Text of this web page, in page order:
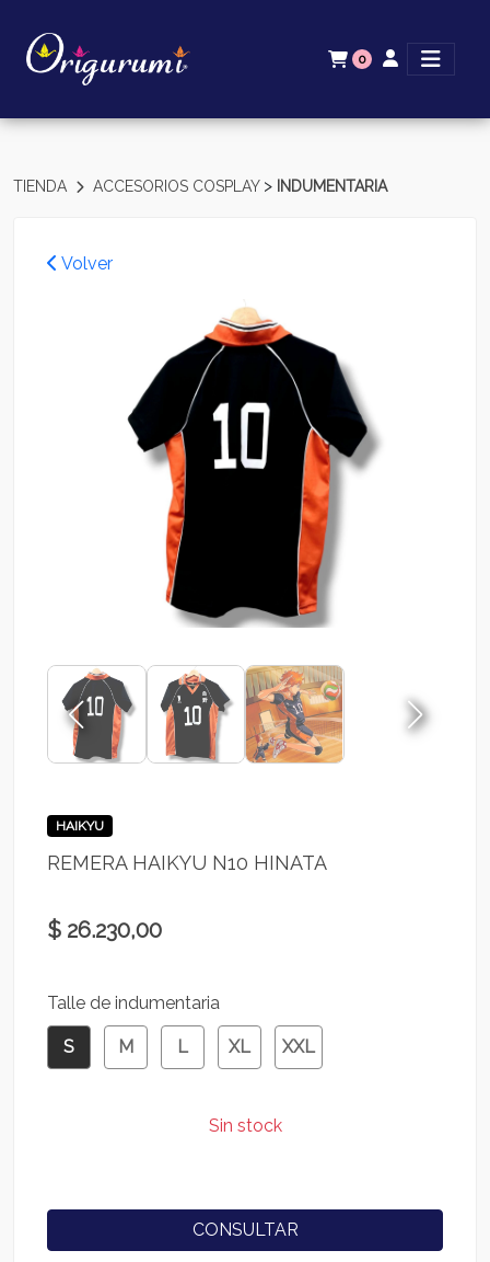
0
TIENDA ACCESORIOS COSPLAY > INDUMENTARIA
Volver
HAIKYU
REMERA HAIKYU N10 HINATA
$ 26.230,00
Talle de indumentaria
S M L XL XXL
Sin stock
CONSULTAR